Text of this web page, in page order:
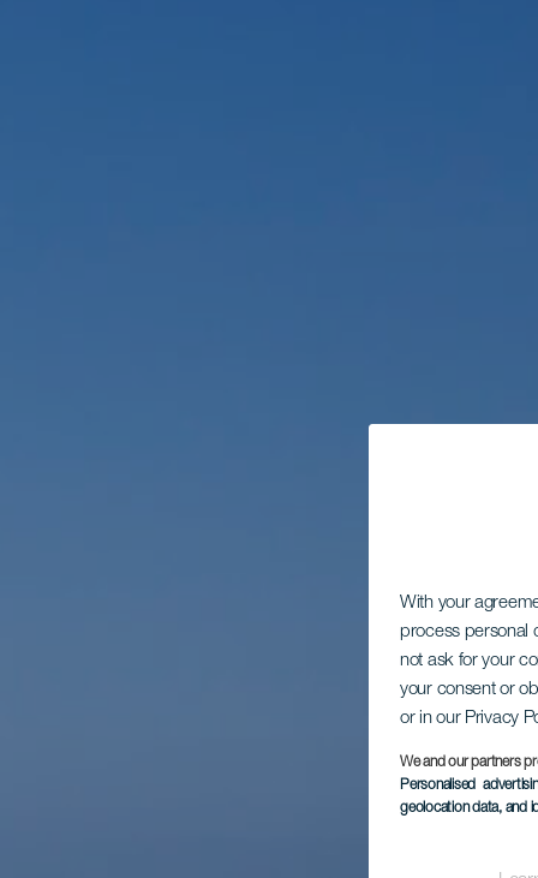
With your
process personal
not ask for your
your consent or
or in our Privacy
We and our partners
Personalised
geolocation data, and